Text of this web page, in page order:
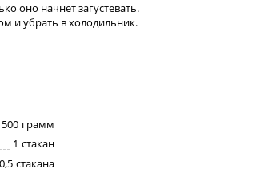
оно начнет загустевать.
и убрать в холодильник.
500 грамм
1 стакан
0,5 стакана